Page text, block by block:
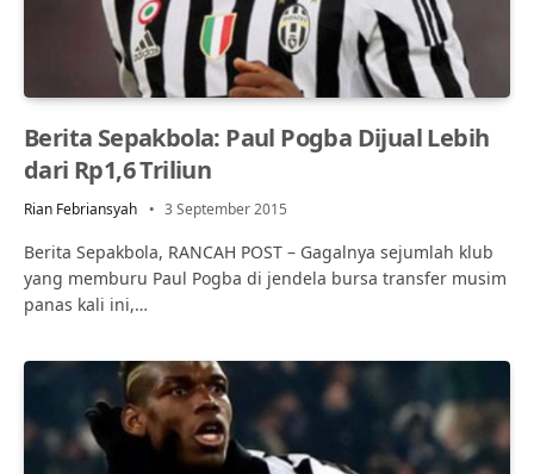
Berita Sepakbola: Paul Pogba Dijual Lebih
dari Rp1,6 Triliun
Rian Febriansyah 3 September 2015
Berita Sepakbola, RANCAH POST – Gagalnya sejumlah klub
yang memburu Paul Pogba di jendela bursa transfer musim
panas kali ini,…